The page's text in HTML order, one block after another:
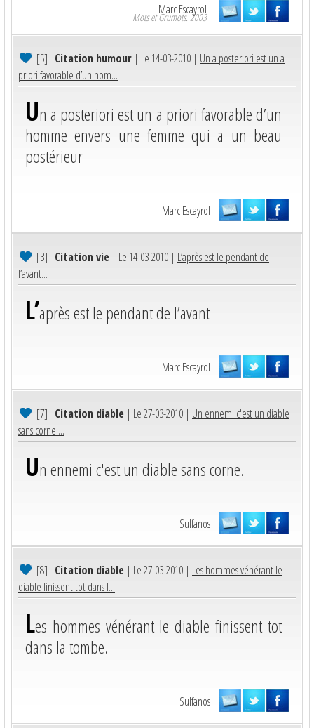
Marc Escayrol
Mots et Grumots. 2003
[5]| Citation humour | Le 14-03-2010 | Un a posteriori est un a
priori favorable d’un hom...
Un a posteriori est un a priori favorable d’un
homme envers une femme qui a un beau
postérieur
Marc Escayrol
[3]| Citation vie | Le 14-03-2010 | L’après est le pendant de
l’avant...
L’après est le pendant de l’avant
Marc Escayrol
[7]| Citation diable | Le 27-03-2010 | Un ennemi c'est un diable
sans corne....
Un ennemi c'est un diable sans corne.
Sulfanos
[8]| Citation diable | Le 27-03-2010 | Les hommes vénérant le
diable finissent tot dans l...
Les hommes vénérant le diable finissent tot
dans la tombe.
Sulfanos